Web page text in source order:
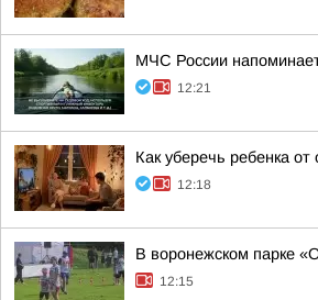
МЧС России
12:21
Как уберечь ребенка от
12:18
В воронежском парке
12:15